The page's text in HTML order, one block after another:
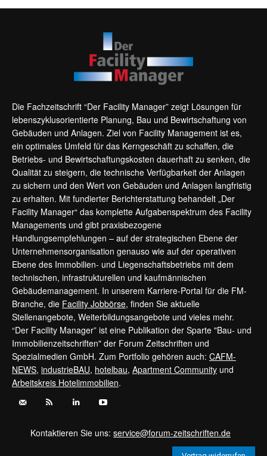
Die Fachzeitschrift “Der Facility Manager” zeigt Lösungen für
lebenszyklusorientierte Planung, Bau und Bewirtschaftung von
Gebäuden und Anlagen. Ziel von Facility Management ist es,
ein optimales Umfeld für das Kerngeschäft zu schaffen, die
Betriebs- und Bewirtschaftungskosten dauerhaft zu senken, die
Qualität zu steigern, die technische Verfügbarkeit der Anlagen
zu sichern und den Wert von Gebäuden und Anlagen langfristig
zu erhalten. Mit fundierter Berichterstattung behandelt „Der
Facility Manager“ das komplette Aufgabenspektrum des Facility
Managements und gibt praxisbezogene
Handlungsempfehlungen – auf der strategischen Ebene der
Unternehmensorganisation genauso wie auf der operativen
Ebene des Immobilien- und Liegenschaftsbetriebs mit dem
technischen, infrastrukturellen und kaufmännischen
Gebäudemanagement. In unserem Karriere-Portal für die FM-
Branche, die Facility Jobbörse, finden Sie aktuelle
Stellenangebote, Weiterbildungsangebote und vieles mehr.
“Der Facility Manager” ist eine Publikation der Sparte "Bau- und
Immobilienzeitschriften" der Forum Zeitschriften und
Spezialmedien GmbH. Zum Portfolio gehören auch: CAFM-
NEWS, industrieBAU, hotelbau, Apartment Community und
Arbeitskreis Hotelimmobilien.
Kontaktieren Sie uns:service@forum-zeitschriften.de